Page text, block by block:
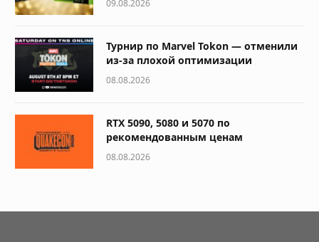
09.08.2026
Турнир по Marvel Tokon — отменили
из-за плохой оптимизации
08.08.2026
RTX 5090, 5080 и 5070 по
рекомендованным ценам
08.08.2026